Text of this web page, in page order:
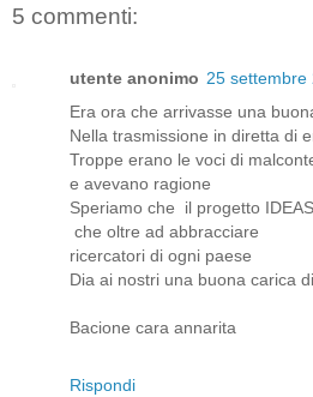
5 commenti:
utente anonimo 25 settembre
Era ora che arrivasse una
Nella trasmissione in diretta di
Troppe erano le voci di
e avevano ragione
Speriamo che il progetto IDEAS
che oltre ad abbracciare
ricercatori di ogni paese
Dia ai nostri una buona carica
Bacione cara annarita
Rispondi